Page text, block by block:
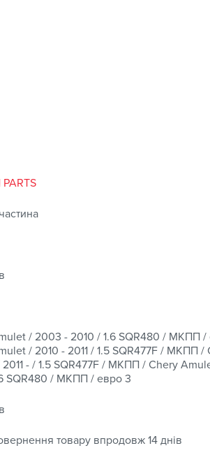
широкий каталог товарів та
з нами перед оформленням
комплектацію транспортного засобу
в будь-який регіон України з
кількома способами:
PARTS
/ 2003 - 2010 / 1.6 SQR480 / МКПП /
/ 2010 - 2011 / 1.5 SQR477F / МКПП /
- / 1.5 SQR477F / МКПП / Chery
SQR480 / МКПП / евро 3
товару впродовж 14 днів